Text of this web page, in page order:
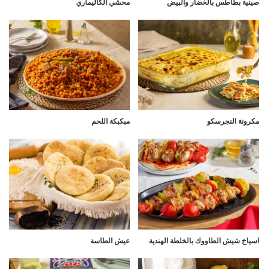
صينية بطاطس بالخضار والبيض محشي الكاليماري
مكرونة النجرسكو مبكبكة اللحم
اسياخ شيش الطاووك بالخلطة الهندية عيش الطاسة